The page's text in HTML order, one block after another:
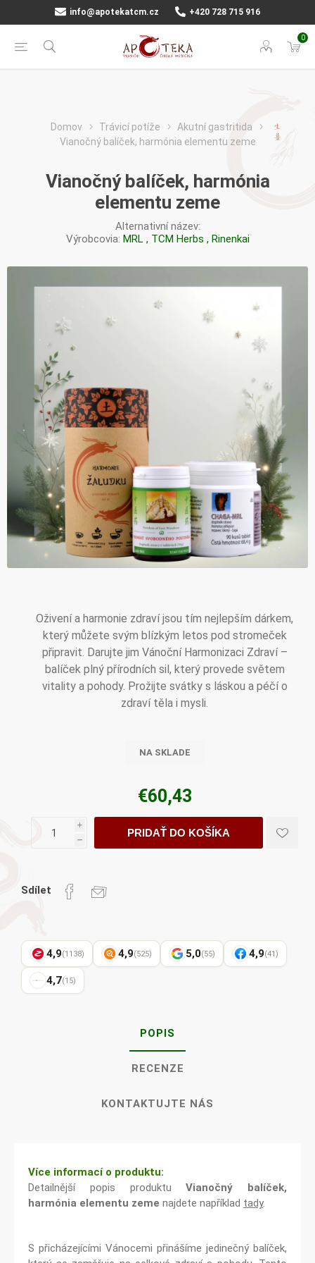
info@apotekatcm.cz +420 728 715 916
0
Domov Trávicí potíže
Akutní gastritida
Vianočný balíček, harmónia elementu zeme
Vianočný balíček, harmónia
elementu zeme
Alternativní název:
Výrobcovia: MRL , TCM Herbs , Rinenkai
Oživení a harmonie zdraví jsou tím nejlepším dárkem,
který můžete svým blízkým letos pod stromeček
připravit. Darujte jim Vánoční Harmonizaci Zdraví –
balíček plný přírodních sil, který provede světem
vitality a pohody. Prožijte svátky s láskou a péčí o
zdraví těla i mysli.
NA SKLADE
€60,43
i
h
PRIDAŤ DO KOŠÍKA
Sdílet
4,9(1138) 4,9(525) 5,0(55) 4,9(41)
4,7(15)
POPIS
RECENZE
KONTAKTUJTE NÁS
Více informací o produktu:
Detailnější popis produktuVianočný balíček,
harmónia elementu zeme najdete například tady.
S přicházejícími Vánocemi přinášíme jedinečný balíček,